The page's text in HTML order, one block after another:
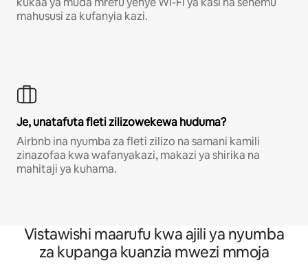
mahususi za kufanyia kazi.
Je, unatafuta fleti zilizowekewa huduma?
Airbnb ina nyumba za fleti zilizo na samani kamili
zinazofaa kwa wafanyakazi, makazi ya shirika na
mahitaji ya kuhama.
Vistawishi maarufu kwa ajili ya nyumba
za kupanga kuanzia mwezi mmoja